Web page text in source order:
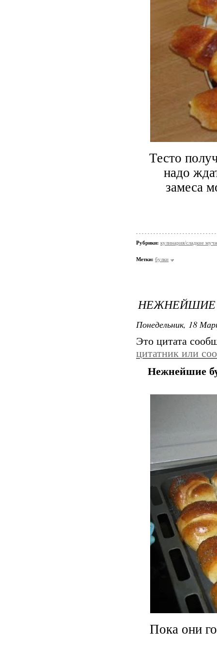
Тесто
надо
замеса
Рубрики: кулинария/сладкие
Метки: булки
НЕЖНЕЙШИЕ
Понедельник, 18
Это цитата
цитатник или
Нежнейшие
Пока они